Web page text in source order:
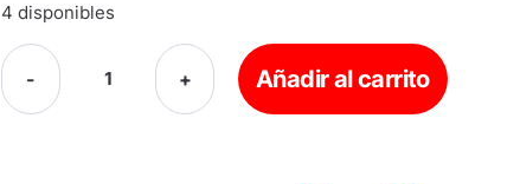
4 disponibles
- + Añadir al carrito